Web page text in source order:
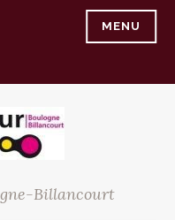
MENU
Billancourt